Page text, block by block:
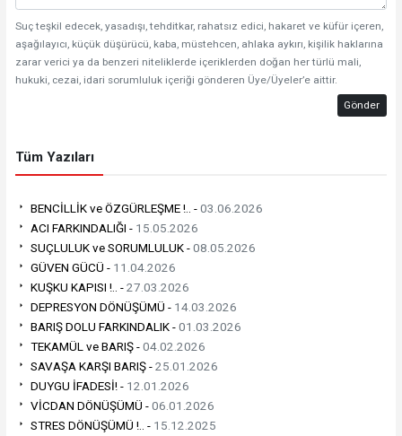
Suç teşkil edecek, yasadışı, tehditkar, rahatsız edici, hakaret ve küfür içeren,
aşağılayıcı, küçük düşürücü, kaba, müstehcen, ahlaka aykırı, kişilik haklarına
zarar verici ya da benzeri niteliklerde içeriklerden doğan her türlü mali,
hukuki, cezai, idari sorumluluk içeriği gönderen Üye/Üyeler’e aittir.
Gönder
Tüm Yazıları
BENCİLLİK ve ÖZGÜRLEŞME !.. -03.06.2026
ACI FARKINDALIĞI - 15.05.2026
SUÇLULUK ve SORUMLULUK -08.05.2026
GÜVEN GÜCÜ - 11.04.2026
KUŞKU KAPISI !.. -27.03.2026
DEPRESYON DÖNÜŞÜMÜ - 14.03.2026
BARIŞ DOLU FARKINDALIK -01.03.2026
TEKAMÜL ve BARIŞ -04.02.2026
SAVAŞA KARŞI BARIŞ -25.01.2026
DUYGU İFADESİ! - 12.01.2026
VİCDAN DÖNÜŞÜMÜ -06.01.2026
STRES DÖNÜŞÜMÜ !.. - 15.12.2025